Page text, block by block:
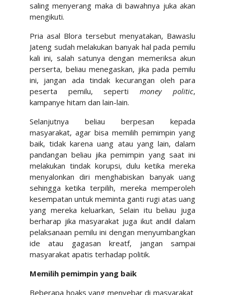
saling menyerang maka di bawahnya juka akan
mengikuti.
Pria asal Blora tersebut menyatakan, Bawaslu
Jateng sudah melakukan banyak hal pada pemilu
kali ini, salah satunya dengan memeriksa akun
perserta, beliau menegaskan, jika pada pemilu
ini, jangan ada tindak kecurangan oleh para
peserta pemilu, seperti money politic,
kampanye hitam dan lain-lain.
Selanjutnya beliau berpesan kepada
masyarakat, agar bisa memilih pemimpin yang
baik, tidak karena uang atau yang lain, dalam
pandangan beliau jika pemimpin yang saat ini
melakukan tindak korupsi, dulu ketika mereka
menyalonkan diri menghabiskan banyak uang
sehingga ketika terpilih, mereka memperoleh
kesempatan untuk meminta ganti rugi atas uang
yang mereka keluarkan, Selain itu beliau juga
berharap jika masyarakat juga ikut andil dalam
pelaksanaan pemilu ini dengan menyumbangkan
ide atau gagasan kreatf, jangan sampai
masyarakat apatis terhadap politik.
Memilih pemimpin yang baik
Beberapa hoaks yang menyebar di masyarakat